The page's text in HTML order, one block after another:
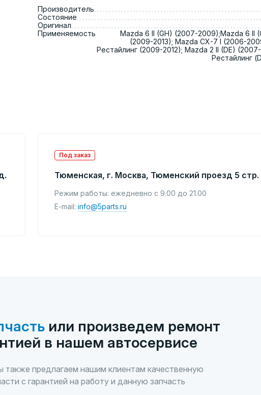
Производитель
Состояние
Оригинал
Применяемость
Mazda 6 II (GH) (2007-2009);Mazda 6 II
(2009-2013); Mazda CX-7 I (2006-
Рестайлинг (2009-2012); Mazda 2 II (DE)
Рестайлинг
Под заказ
Тюменская, г. Москва, Тюменский проезд 5 стр.
Режим работы: ежедневно с 9.00 до 21.00
E-mail: info@5parts.ru
или произведем ремонт
в нашем автосервисе
предлагаем нашим клиентам качественную
с гарантией на работу и данную запчасть